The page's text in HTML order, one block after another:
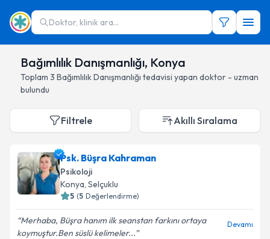
Doktor, klinik ara...
Bağımlılık Danışmanlığı, Konya
Toplam 3 Bağımlılık Danışmanlığı tedavisi yapan doktor - uzman
bulundu
Filtrele Akıllı Sıralama
Psk. Büşra Kahraman
Psikoloji
Konya, Selçuklu
5 (5 Değerlendirme)
Merhaba, Büşra hanım ilk seanstan farkını ortaya
koymuştur.Ben süslü kelimeler...
Devamı